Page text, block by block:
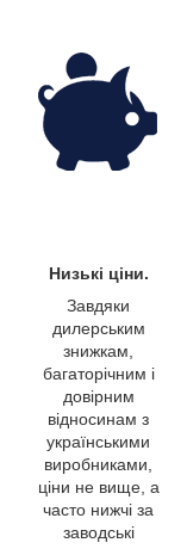
Низькі ціни.
Завдяки
дилерським
знижкам,
багаторічним і
довірним
відносинам з
українськими
виробниками,
ціни не вище, а
часто нижчі за
заводські